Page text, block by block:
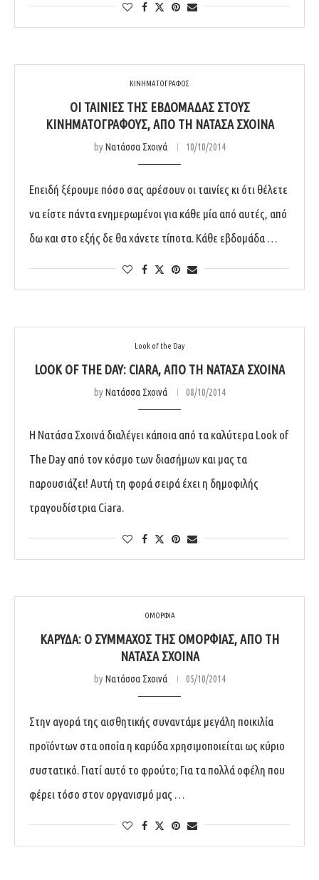
ΚΙΝΗΜΑΤΟΓΡΑΦΟΣ
ΟΙ ΤΑΙΝΊΕΣ ΤΗΣ ΕΒΔΟΜΆΔΑΣ ΣΤΟΥΣ
ΚΙΝΗΜΑΤΟΓΡΆΦΟΥΣ, ΑΠΌ ΤΗ ΝΑΤΆΣΑ ΣΧΟΙΝΆ
byΝατάσσα Σχοινά 10/10/2014
Επειδή ξέρουμε πόσο σας αρέσουν οι ταινίες κι ότι θέλετε
να είστε πάντα ενημερωμένοι για κάθε μία από αυτές, από
δω και στο εξής δε θα χάνετε τίποτα. Κάθε εβδομάδα …
Look of the Day
LOOK OF THE DAY: CIARA, ΑΠΌ ΤΗ ΝΑΤΆΣΑ ΣΧΟΙΝΆ
byΝατάσσα Σχοινά 08/10/2014
Η Νατάσα Σχοινά διαλέγει κάποια από τα καλύτερα Look of
The Day από τον κόσμο των διασήμων και μας τα
παρουσιάζει! Αυτή τη φορά σειρά έχει η δημοφιλής
τραγουδίστρια Ciara.
ΟΜΟΡΦΙΑ
ΚΑΡΎΔΑ: Ο ΣΎΜΜΑΧΟΣ ΤΗΣ ΟΜΟΡΦΙΆΣ, ΑΠΌ ΤΗ
ΝΑΤΆΣΑ ΣΧΟΙΝΆ
byΝατάσσα Σχοινά 05/10/2014
Στην αγορά της αισθητικής συναντάμε μεγάλη ποικιλία
προϊόντων στα οποία η καρύδα χρησιμοποιείται ως κύριο
συστατικό. Γιατί αυτό το φρούτο; Για τα πολλά οφέλη που
φέρει τόσο στον οργανισμό μας …